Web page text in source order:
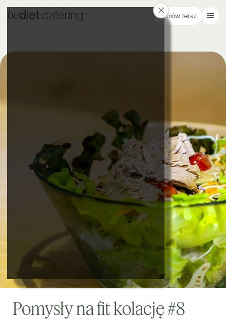
Zamów teraz
Pomysły na fit kolację #8